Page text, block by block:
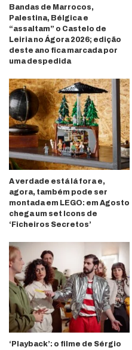
Bandas de Marrocos,
Palestina, Bélgica e
“assaltam” o Castelo de
Leiria no Ágora 2026; edição
deste ano fica marcada por
uma despedida
A verdade está lá fora e,
agora, também pode ser
montada em LEGO: em Agosto
chega um set Icons de
‘Ficheiros Secretos’
‘Playback’: o filme de Sérgio